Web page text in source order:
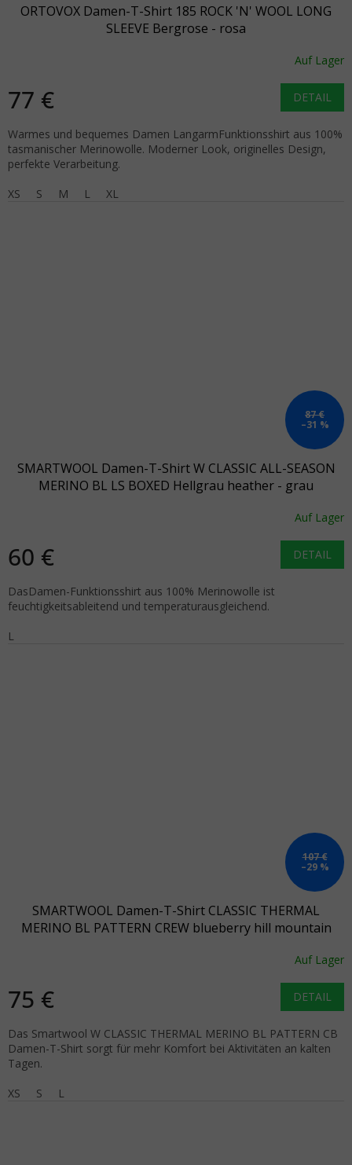
ORTOVOX Damen-T-Shirt 185 ROCK 'N' WOOL LONG
SLEEVE Bergrose - rosa
Auf Lager
77 € DETAIL
Warmes und bequemes Damen LangarmFunktionsshirt aus 100%
tasmanischer Merinowolle. Moderner Look, originelles Design,
perfekte Verarbeitung.
XS
S M L XL
87 €
–31 %
SMARTWOOL Damen-T-Shirt W CLASSIC ALL-SEASON
MERINO BL LS BOXED Hellgrau heather - grau
Auf Lager
60 € DETAIL
DasDamen-Funktionsshirt aus 100% Merinowolle ist
feuchtigkeitsableitend und temperaturausgleichend.
L
107 €
–29 %
SMARTWOOL Damen-T-Shirt CLASSIC THERMAL
MERINO BL PATTERN CREW blueberry hill mountain
Auf Lager
75 € DETAIL
Das Smartwool W CLASSIC THERMAL MERINO BL PATTERN CB
Damen-T-Shirt sorgt für mehr Komfort bei Aktivitäten an kalten
Tagen.
XS
S L